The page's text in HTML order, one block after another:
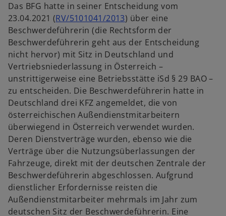
Das BFG hatte in seiner Entscheidung vom
23.04.2021 (RV/5101041/2013) über eine
Beschwerdeführerin (die Rechtsform der
Beschwerdeführerin geht aus der Entscheidung
nicht hervor) mit Sitz in Deutschland und
Vertriebsniederlassung in Österreich –
unstrittigerweise eine Betriebsstätte iSd § 29 BAO –
zu entscheiden. Die Beschwerdeführerin hatte in
Deutschland drei KFZ angemeldet, die von
österreichischen Außendienstmitarbeitern
überwiegend in Österreich verwendet wurden.
Deren Dienstverträge wurden, ebenso wie die
Verträge über die Nutzungsüberlassungen der
Fahrzeuge, direkt mit der deutschen Zentrale der
Beschwerdeführerin abgeschlossen. Aufgrund
dienstlicher Erfordernisse reisten die
Außendienstmitarbeiter mehrmals im Jahr zum
deutschen Sitz der Beschwerdeführerin. Eine